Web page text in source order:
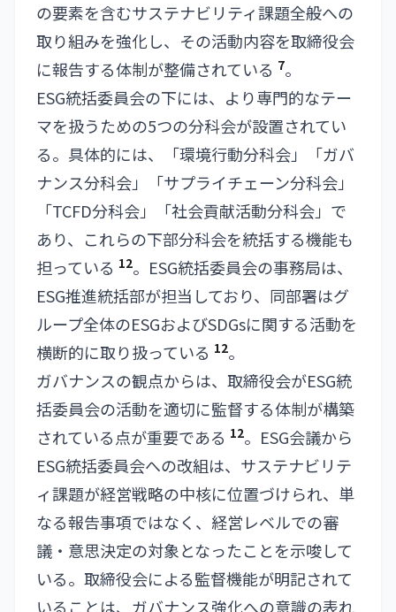
の要素を含むサステナビリティ課題全般への
取り組みを強化し、その活動内容を取締役会
に報告する体制が整備されている 7。
ESG統括委員会の下には、より専門的なテー
マを扱うための5つの分科会が設置されてい
る。具体的には、「環境行動分科会」「ガバ
ナンス分科会」「サプライチェーン分科会」
「TCFD分科会」「社会貢献活動分科会」で
あり、これらの下部分科会を統括する機能も
担っている 12。ESG統括委員会の事務局は、
ESG推進統括部が担当しており、同部署はグ
ループ全体のESGおよびSDGsに関する活動を
横断的に取り扱っている 12。
ガバナンスの観点からは、取締役会がESG統
括委員会の活動を適切に監督する体制が構築
されている点が重要である 12。ESG会議から
ESG統括委員会への改組は、サステナビリテ
ィ課題が経営戦略の中核に位置づけられ、単
なる報告事項ではなく、経営レベルでの審
議・意思決定の対象となったことを示唆して
いる。取締役会による監督機能が明記されて
いることは、ガバナンス強化への意識の表れ